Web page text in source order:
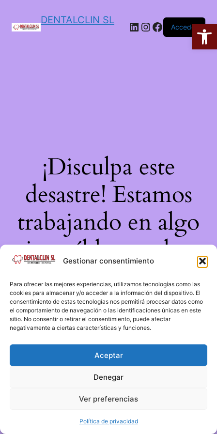
Gestionar consentimiento
Para ofrecer las mejores experiencias, utilizamos tecnologías como las
cookies para almacenar y/o acceder a la información del dispositivo. El
consentimiento de estas tecnologías nos permitirá procesar datos como
el comportamiento de navegación o las identificaciones únicas en este
sitio. No consentir o retirar el consentimiento, puede afectar
negativamente a ciertas características y funciones.
Aceptar
Denegar
Ver preferencias
Política de privacidad
DENTALCLIN SL
Acceder
¡Disculpa este
desastre! Estamos
trabajando en algo
increíble, ¡vuelve
pronto!